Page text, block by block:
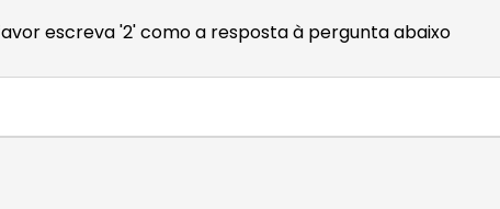
escreva '2' como a resposta à pergunta abaixo